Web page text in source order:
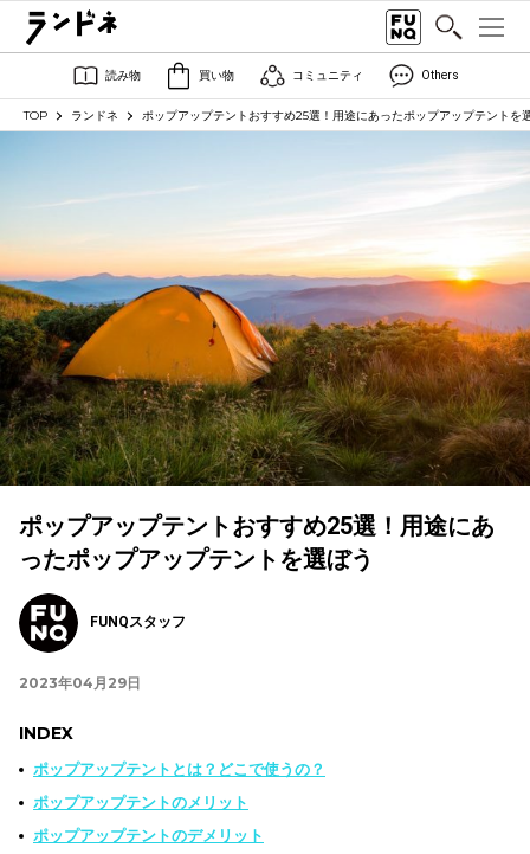
読み物 買い物 コミュニティ Others
TOP ランドネ ポップアップテントおすすめ25選！用途にあったポップアップテントを
ポップアップテントおすすめ25選！用途にあ
ったポップアップテントを選ぼう
FUNQスタッフ
2023年04月29日
INDEX
ポップアップテントとは？どこで使うの？
ポップアップテントのメリット
ポップアップテントのデメリット